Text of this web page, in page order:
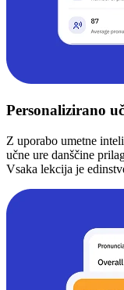
Personalizirano
Z uporabo umetne
učne ure danščine
Vsaka lekcija je